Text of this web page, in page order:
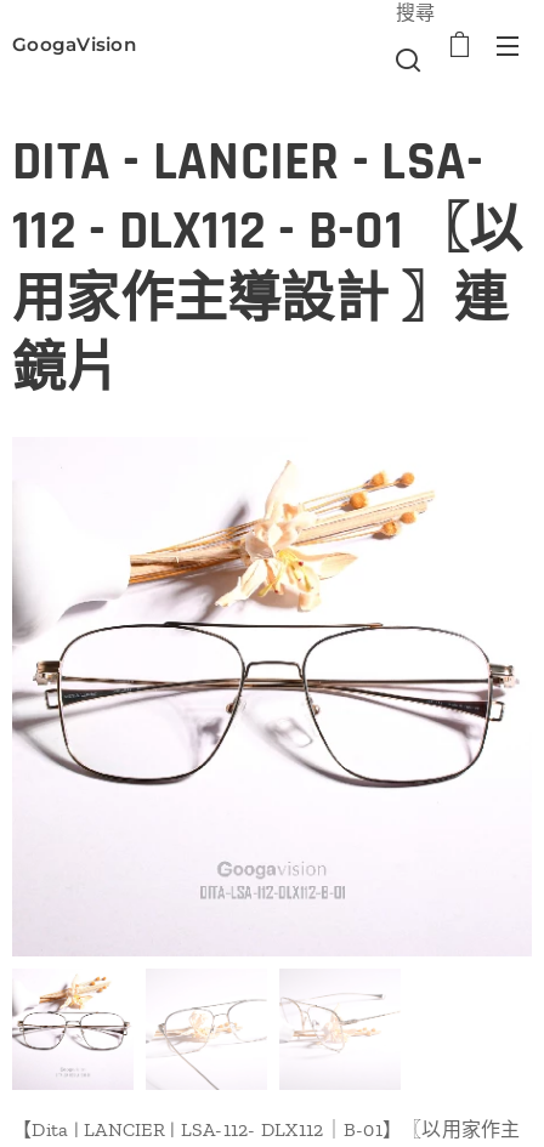
GoogaVision
搜尋
DITA - LANCIER - LSA-
112 - DLX112 - B-01 〖以
用家作主導設計 〗連
鏡片
【Dita | LANCIER | LSA-112- DLX112｜B-01】〖以用家作主